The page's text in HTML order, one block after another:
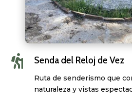
 Senda del Reloj de Vez
Ruta de senderismo que
naturaleza y vistas